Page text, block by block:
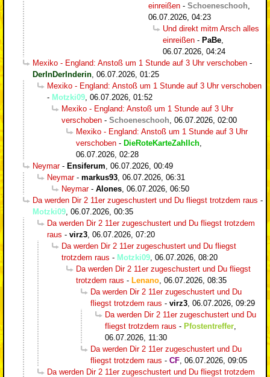
einreißen - Schoeneschooh
06.07.2026, 04:23
Und direkt mitm Arsch alles
einreißen - PaBe
06.07.2026, 04:24
Mexiko - England: Anstoß um 1 Stunde auf 3 Uhr verschoben -
DerInDerInderin 06.07.2026, 01:25
Mexiko - England: Anstoß um 1 Stunde auf 3 Uhr verschoben
- Motzki09 06.07.2026, 01:52
Mexiko - England: Anstoß um 1 Stunde auf 3 Uhr
verschoben - Schoeneschooh 06.07.2026, 02:00
Mexiko - England: Anstoß um 1 Stunde auf 3 Uhr
verschoben - DieRoteKarteZahlIch
06.07.2026, 02:28
Neymar- Ensiferum 06.07.2026, 00:49
Neymar- markus93 06.07.2026, 06:31
Neymar- Alones 06.07.2026, 06:50
Da werden Dir 2 11er zugeschustert und Du fliegst trotzdem raus -
Motzki09 06.07.2026, 00:35
Da werden Dir 2 11er zugeschustert und Du fliegst trotzdem
raus - virz3 06.07.2026, 07:20
Da werden Dir 2 11er zugeschustert und Du fliegst
trotzdem raus - Motzki09 06.07.2026, 08:20
Da werden Dir 2 11er zugeschustert und Du fliegst
trotzdem raus - Lenano 06.07.2026, 08:35
Da werden Dir 2 11er zugeschustert und Du
fliegst trotzdem raus - virz3 06.07.2026, 09:29
Da werden Dir 2 11er zugeschustert und Du
fliegst trotzdem raus - Pfostentreffer
06.07.2026, 11:30
Da werden Dir 2 11er zugeschustert und Du
fliegst trotzdem raus - CF 06.07.2026, 09:05
Da werden Dir 2 11er zugeschustert und Du fliegst trotzdem